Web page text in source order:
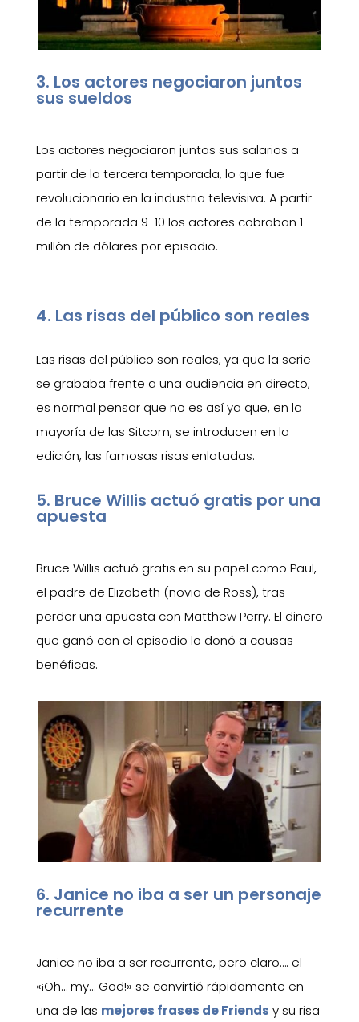
3. Los actores negociaron juntos
sus sueldos
Los actores negociaron juntos sus salarios a
partir de la tercera temporada, lo que fue
revolucionario en la industria televisiva. A partir
de la temporada 9-10 los actores cobraban 1
millón de dólares por episodio.
4. Las risas del público son reales
Las risas del público son reales, ya que la serie
se grababa frente a una audiencia en directo,
es normal pensar que no es así ya que, en la
mayoría de las Sitcom, se introducen en la
edición, las famosas risas enlatadas.
5. Bruce Willis actuó gratis por una
apuesta
Bruce Willis actuó gratis en su papel como Paul,
el padre de Elizabeth (novia de Ross), tras
perder una apuesta con Matthew Perry. El dinero
que ganó con el episodio lo donó a causas
benéficas.
6. Janice no iba a ser un personaje
recurrente
Janice no iba a ser recurrente, pero claro…. el
«¡Oh… my… God!» se convirtió rápidamente en
una de las mejores frases de Friends y su risa